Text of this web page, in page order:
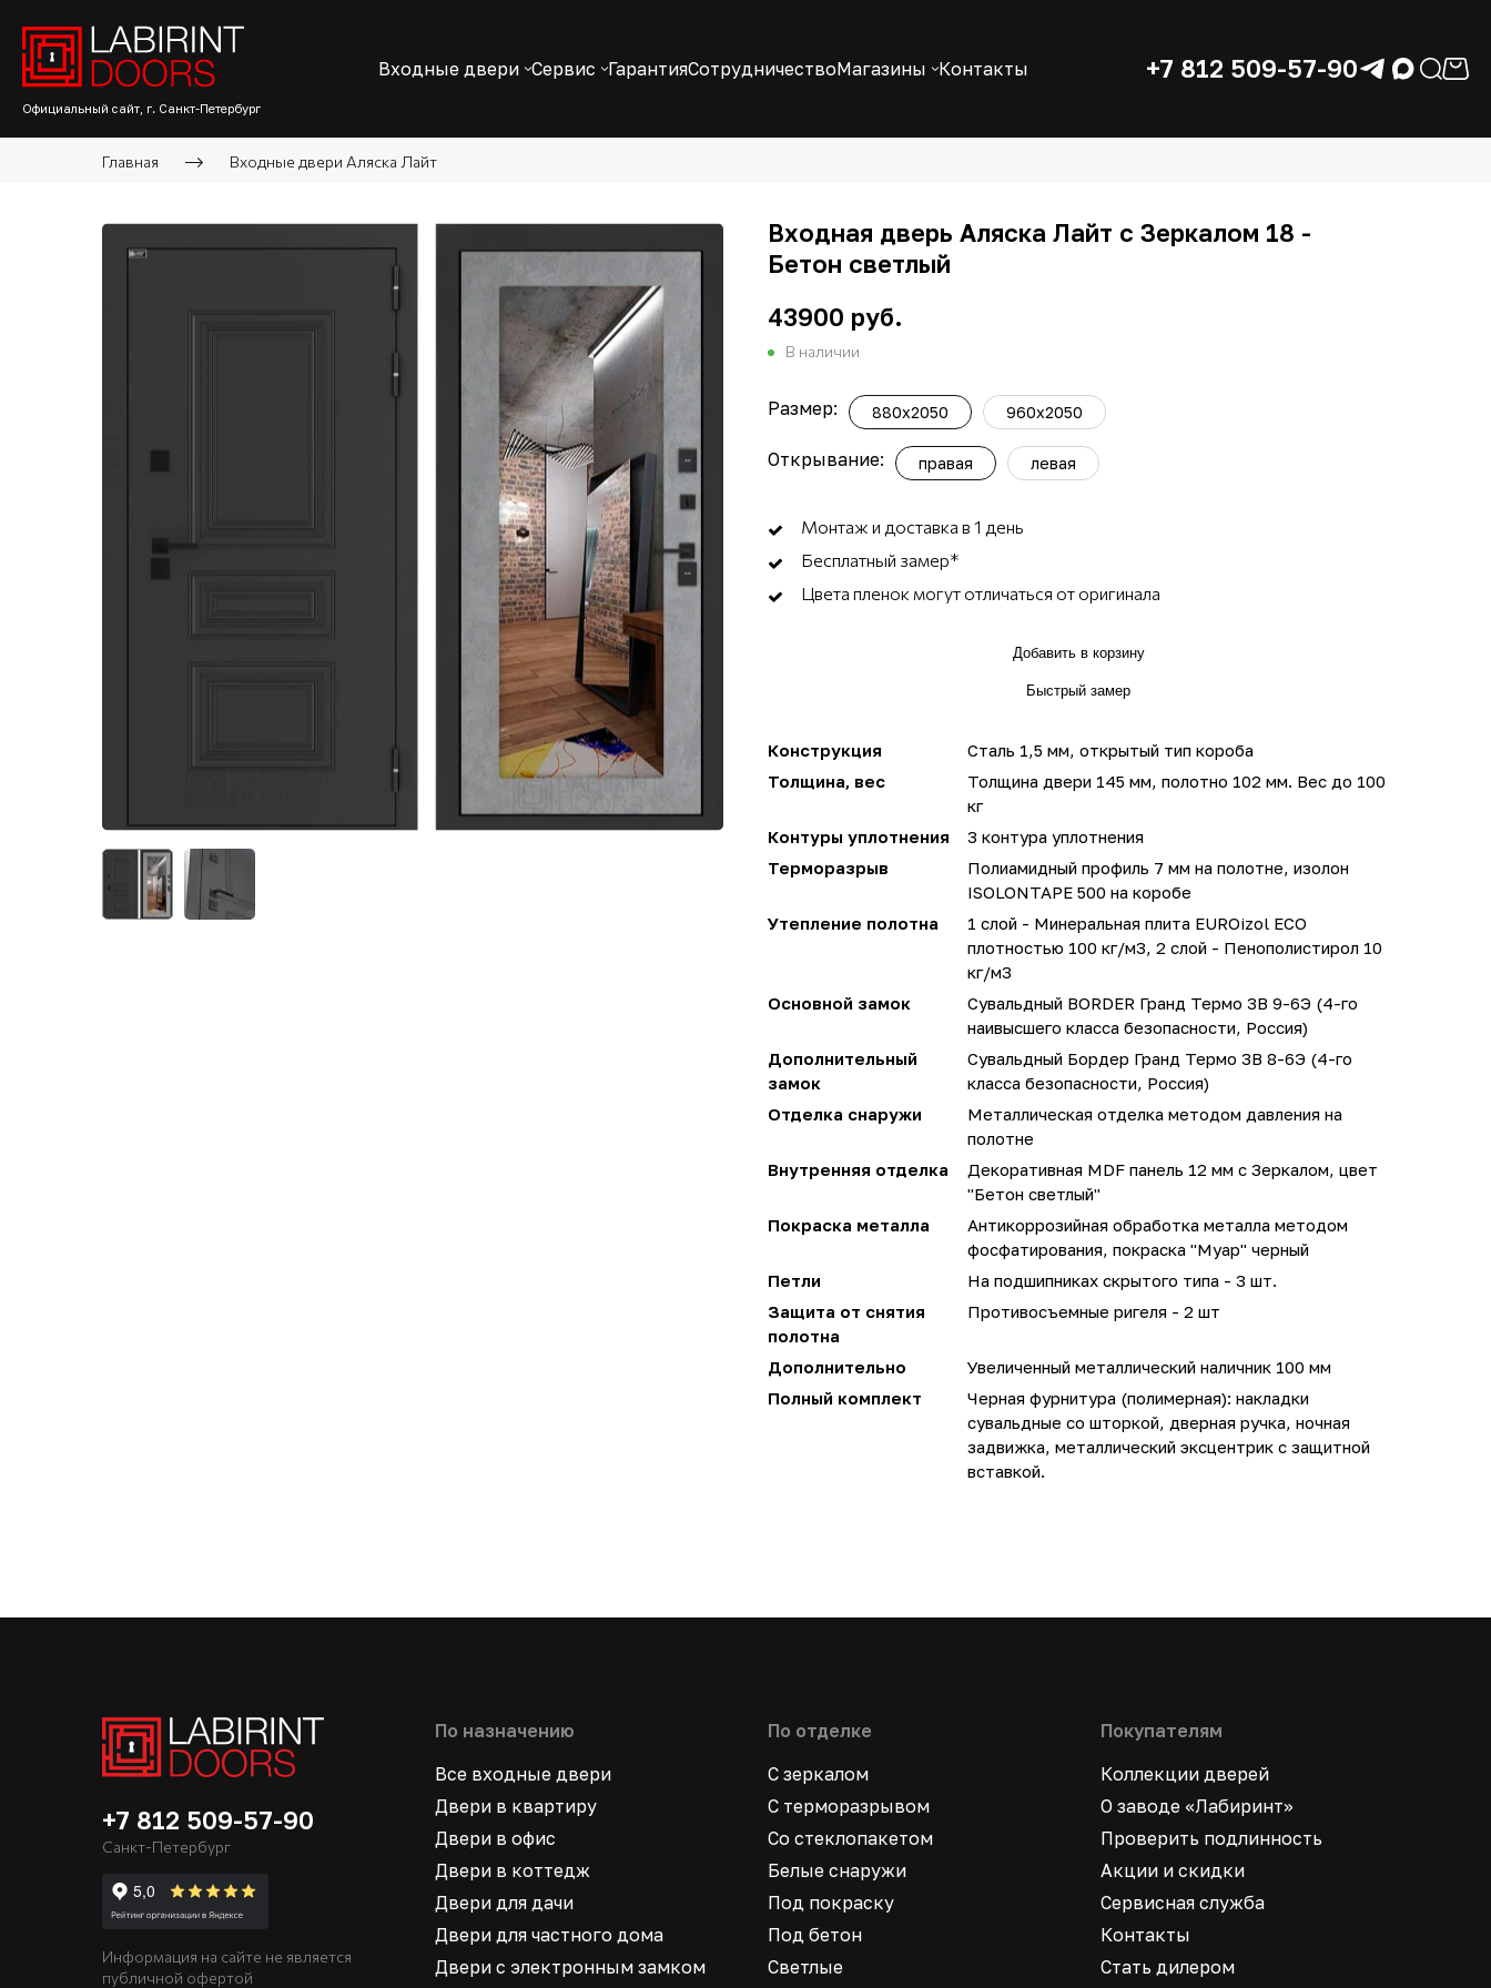
Официальный сайт, г. Санкт-Петербург
Входные двери Сервис ГарантияСотрудничествоМагазины Контакты +7 812 509-57-90
Главная Входные двери Аляска Лайт
Входная дверь Аляска Лайт с Зеркалом 18 -
Бетон светлый
43900 руб.
В наличии
Размер: 880x2050 960x2050
Открывание: правая левая
Монтаж и доставка в 1 день
Бесплатный замер*
Цвета пленок могут отличаться от оригинала
Добавить в корзину
Быстрый замер
Конструкция
Сталь 1,5 мм, открытый тип короба
Толщина, вес
Толщина двери 145 мм, полотно 102 мм. Вес до 100
кг
Контуры уплотнения
3 контура уплотнения
Терморазрыв
Полиамидный профиль 7 мм на полотне, изолон
ISOLONTAPE 500 на коробе
Утепление полотна
1 слой - Минеральная плита EUROizol ECO
плотностью 100 кг/м3, 2 слой - Пенополистирол 10
кг/м3
Основной замок
Сувальдный BORDER Гранд Термо 3В 9-6Э (4-го
наивысшего класса безопасности, Россия)
Дополнительный
замок
Сувальдный Бордер Гранд Термо 3В 8-6Э (4-го
класса безопасности, Россия)
Отделка снаружи
Металлическая отделка методом давления на
полотне
Внутренняя отделка
Декоративная MDF панель 12 мм с Зеркалом, цвет
"Бетон светлый"
Покраска металла
Антикоррозийная обработка металла методом
фосфатирования, покраска "Муар" черный
Петли
На подшипниках скрытого типа - 3 шт.
Защита от снятия
полотна
Противосъемные ригеля - 2 шт
Дополнительно
Увеличенный металлический наличник 100 мм
Полный комплект
Черная фурнитура (полимерная): накладки
сувальдные со шторкой, дверная ручка, ночная
задвижка, металлический эксцентрик с защитной
вставкой.
+7 812 509-57-90
Санкт-Петербург
Информация на сайте не является
публичной офертой
По назначению
Все входные двери
Двери в квартиру
Двери в офис
Двери в коттедж
Двери для дачи
Двери для частного дома
Двери с электронным замком
По отделке
С зеркалом
С терморазрывом
Со стеклопакетом
Белые снаружи
Под покраску
Под бетон
Светлые
Покупателям
Коллекции дверей
О заводе «Лабиринт»
Проверить подлинность
Акции и скидки
Сервисная служба
Контакты
Стать дилером